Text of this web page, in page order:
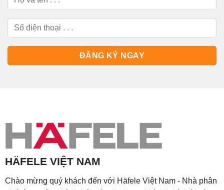
HÄFELE VIỆT NAM
Chào mừng quý khách đến với Häfele Việt Nam - Nhà phân